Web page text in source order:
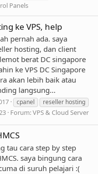
Panels
ke VPS, help
pernah ada. saya
hosting, dan client
berat DC singapore
ke VPS DC Singapore
akan lebih baik atau
langsung...
cpanel
reseller hosting
Forum:VPS & Cloud Server
tau cara step by step
saya bingung cara
di suruh pelajari :(